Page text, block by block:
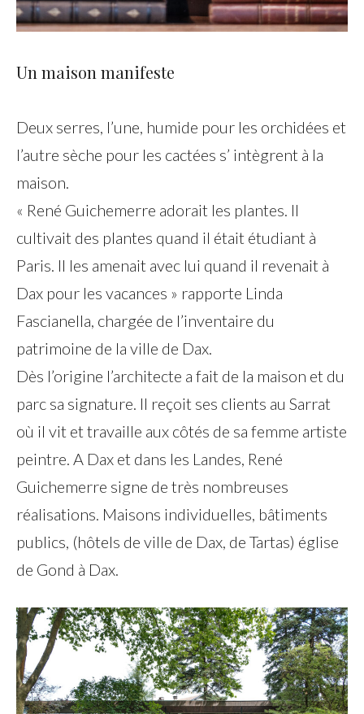
Un maison manifeste
Deux serres, l’une, humide pour les orchidées et
l’autre sèche pour les cactées s’ intègrent à la
maison.
« René Guichemerre adorait les plantes. Il
cultivait des plantes quand il était étudiant à
Paris. Il les amenait avec lui quand il revenait à
Dax pour les vacances » rapporte Linda
Fascianella, chargée de l’inventaire du
patrimoine de la ville de Dax.
Dès l’origine l’architecte a fait de la maison et du
parc sa signature. Il reçoit ses clients au Sarrat
où il vit et travaille aux côtés de sa femme artiste
peintre. A Dax et dans les Landes, René
Guichemerre signe de très nombreuses
réalisations. Maisons individuelles, bâtiments
publics, (hôtels de ville de Dax, de Tartas) église
de Gond à Dax.